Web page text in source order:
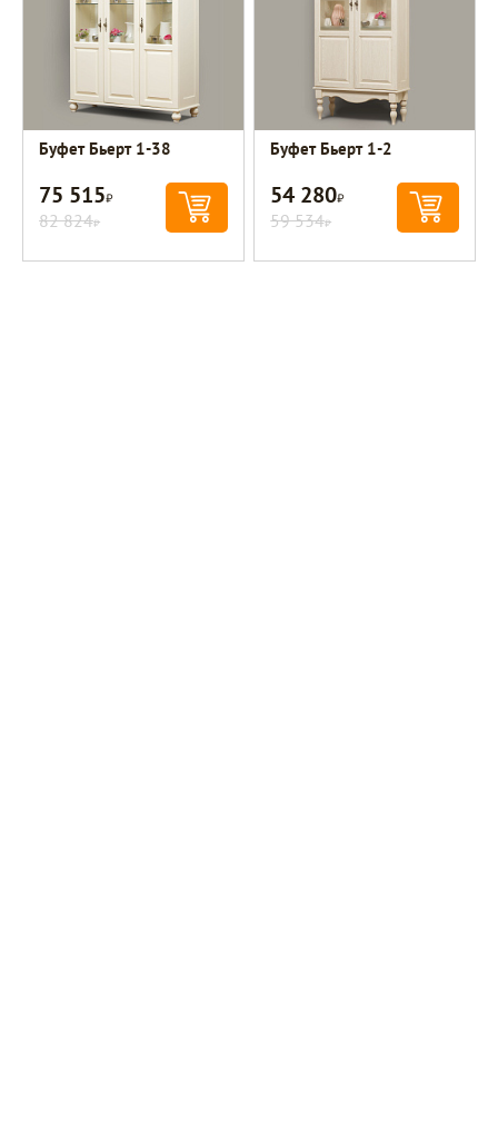
Буфет Бьерт 1-38
75 515Р
82 824Р
Буфет Бьерт 1-2
54 280Р
59 534Р